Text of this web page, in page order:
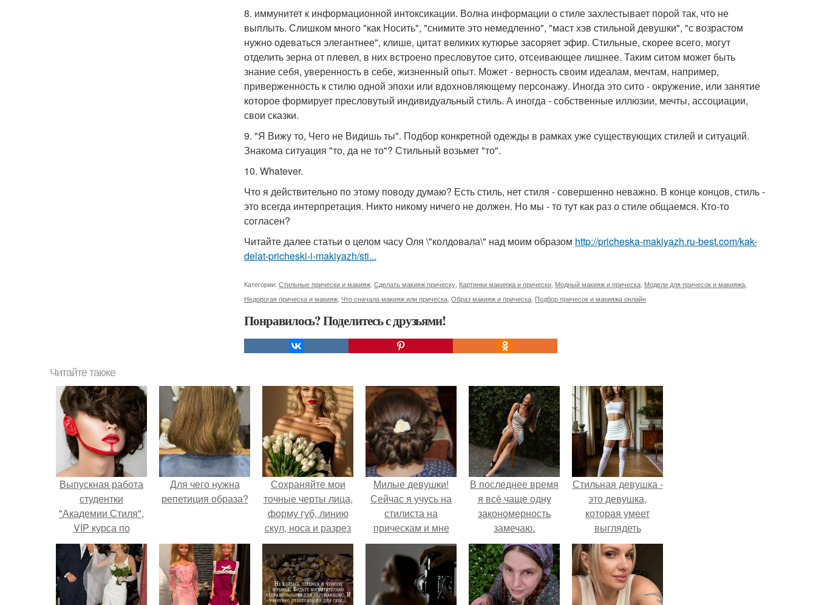
8. иммунитет к информационной интоксикации. Волна информации о стиле захлестывает порой так, что не
выплыть. Слишком много "как Носить", "снимите это немедленно", "маст хэв стильной девушки", "с возрастом
нужно одеваться элегантнее", клише, цитат великих кутюрье засоряет эфир. Стильные, скорее всего, могут
отделить зерна от плевел, в них встроено пресловутое сито, отсеивающее лишнее. Таким ситом может быть
знание себя, уверенность в себе, жизненный опыт. Может - верность своим идеалам, мечтам, например,
приверженность к стилю одной эпохи или вдохновляющему персонажу. Иногда это сито - окружение, или занятие
которое формирует пресловутый индивидуальный стиль. А иногда - собственные иллюзии, мечты, ассоциации,
свои сказки.
9. "Я Вижу то, Чего не Видишь ты". Подбор конкретной одежды в рамках уже существующих стилей и ситуаций.
Знакома ситуация "то, да не то"? Стильный возьмет "то".
10. Whatever.
Что я действительно по этому поводу думаю? Есть стиль, нет стиля - совершенно неважно. В конце концов, стиль -
это всегда интерпретация. Никто никому ничего не должен. Но мы - то тут как раз о стиле общаемся. Кто-то
согласен?
Читайте далее статьи о целом часу Оля \"колдовала\" над моим образом http://pricheska-makiyazh.ru-best.com/kak-
delat-pricheski-i-makiyazh/sti...
Категории: Стильные прически и макияж Сделать макияж прическу Картинки макияжа и прически Модный макияж и прическа Модели для причесок и макияжа
Недорогая прическа и макияж Что сначала макияж или прическа Образ макияж и прическа Подбор причесок и макияжа онлайн
Понравилось? Поделитесь с друзьями!
Читайте также
Выпускная работа
студентки
"Академии Стиля",
VIP курса по
макияжу, Елены
митраковой!
Для чего нужна
репетиция образа?
Сохраняйте мои
точные черты лица,
форму губ, линию
скул, носа и разрез
глаз.
Милые девушки!
Сейчас я учусь на
стилиста на
прическам и мне
очень нужна
модель (с прямыми
волосами, средней
длины) на 16- ое
июня!
В последнее время
я всё чаще одну
закономерность
замечаю.
Стильная девушка -
это девушка,
которая умеет
выглядеть
привлекательно и
элегантно в любои
ситуации.